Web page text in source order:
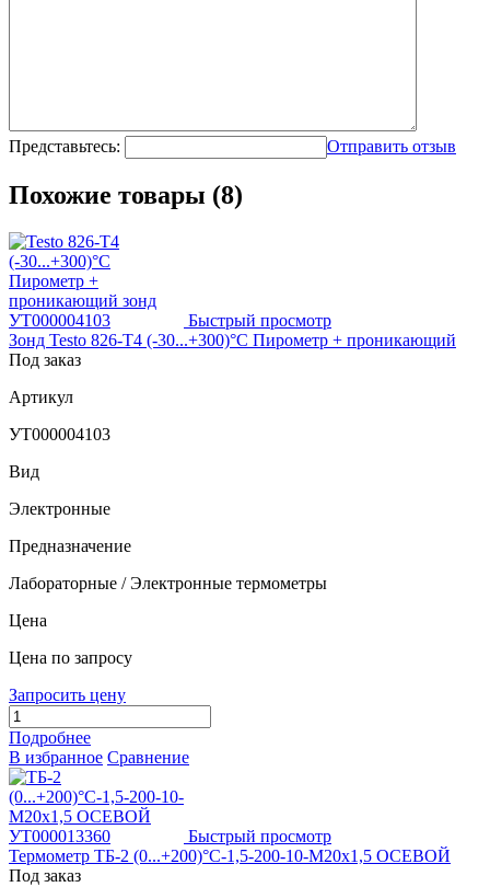
Представьтесь: Отправить отзыв
Похожие товары (8)
Быстрый просмотр
Зонд Testo 826-T4 (-30...+300)°С Пирометр + проникающий
Под заказ
Артикул
УТ000004103
Вид
Электронные
Предназначение
Лабораторные / Электронные термометры
Цена
Цена по запросу
Запросить цену
Подробнее
В избранное Сравнение
Быстрый просмотр
Термометр ТБ-2 (0...+200)°С-1,5-200-10-М20х1,5 ОСЕВОЙ
Под заказ